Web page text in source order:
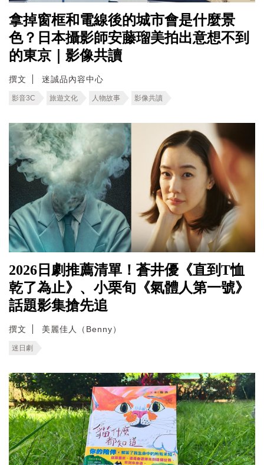
拿掉窗框和電線後的城市會是什麼景
色？日本攝影師安藤瑠美拍出意想不到
的東京｜影像共讀
撰文 迷誠品內容中心
影音3C 旅遊文化 人物故事 影像共讀
2026日劇推薦清單！蒼井優《直到T恤
乾了為止》、小栗旬《氣體人第一號》
話題影集搶先追
撰文 美麗佳人（Benny）
迷日劇